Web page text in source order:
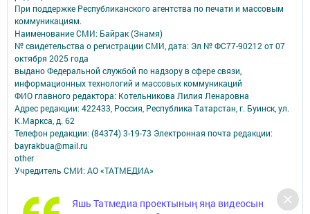
Яшь Татмедиа проектының яңа видеосын
При поддержке Республиканского агентства по печати и массовым
коммуникациям.
Наименование СМИ: Байрак (Знамя)
№ свидетельства о регистрации СМИ, дата: Эл № ФС77-90212 от 07
октября 2025 года
выдано Федеральной службой по надзору в сфере связи,
информационных технологий и массовых коммуникаций
ФИО главного редактора: Котельникова Лилия Ленаровна
Адрес редакции: 422433, Россия, Республика Татарстан, г. Буинск, ул.
К.Маркса, д. 62
Телефон редакции: (84374) 3-19-73 Электронная почта редакции:
bayrakbua@mail.ru
other
Учредитель СМИ: АО «ТАТМЕДИА»
Антикоррупционная политика
АО «ТАТМЕДИА» использует «cookie»для персонализации сервисов и